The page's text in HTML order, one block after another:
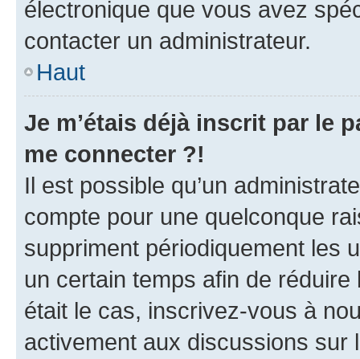
électronique que vous avez
contacter un administrateur.
Haut
Je m’étais déjà inscrit par le
me connecter ?!
Il est possible qu’un
compte pour une quelconque
suppriment périodiquement les
un certain temps afin de
était le cas, inscrivez-vous à
activement aux discussions sur